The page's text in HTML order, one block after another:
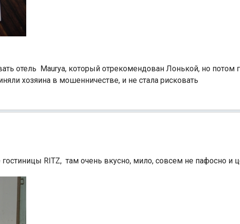
отель Maurya, который отрекомендован Лонькой, но
хозяина в мошенничестве, и не стала рисковать
RITZ, ​ там очень вкусно, мило, совсем не пафосно